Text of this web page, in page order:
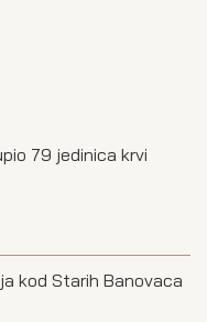
79 jedinica krvi
kod Starih Banovaca